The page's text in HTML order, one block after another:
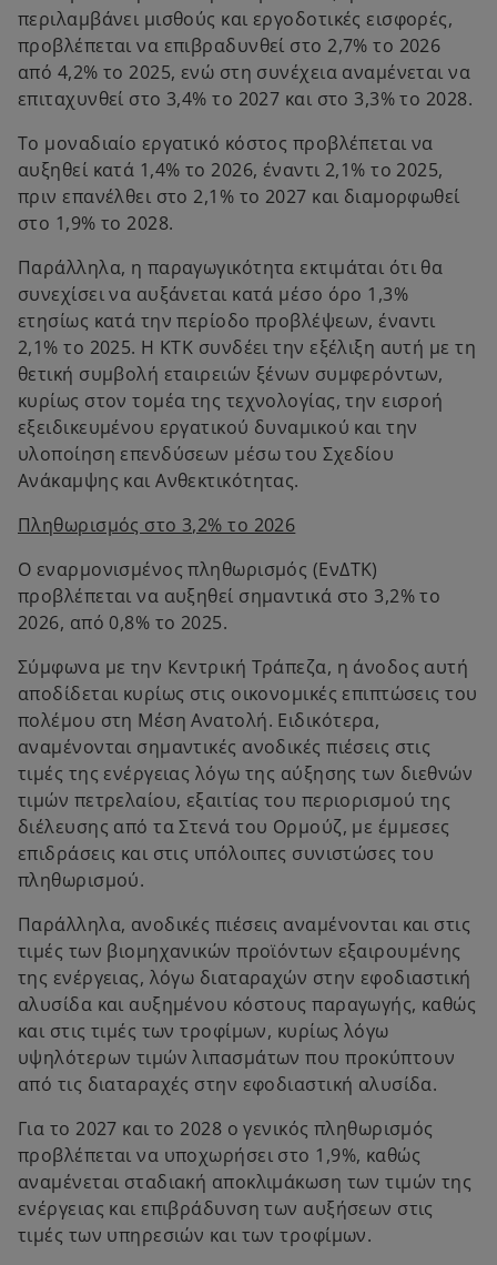
περιλαμβάνει μισθούς και εργοδοτικές εισφορές,
προβλέπεται να επιβραδυνθεί στο 2,7% το 2026
από 4,2% το 2025, ενώ στη συνέχεια αναμένεται να
επιταχυνθεί στο 3,4% το 2027 και στο 3,3% το 2028.
Το μοναδιαίο εργατικό κόστος προβλέπεται να
αυξηθεί κατά 1,4% το 2026, έναντι 2,1% το 2025,
πριν επανέλθει στο 2,1% το 2027 και διαμορφωθεί
στο 1,9% το 2028.
Παράλληλα, η παραγωγικότητα εκτιμάται ότι θα
συνεχίσει να αυξάνεται κατά μέσο όρο 1,3%
ετησίως κατά την περίοδο προβλέψεων, έναντι
2,1% το 2025. Η ΚΤΚ συνδέει την εξέλιξη αυτή με τη
θετική συμβολή εταιρειών ξένων συμφερόντων,
κυρίως στον τομέα της τεχνολογίας, την εισροή
εξειδικευμένου εργατικού δυναμικού και την
υλοποίηση επενδύσεων μέσω του Σχεδίου
Ανάκαμψης και Ανθεκτικότητας.
Πληθωρισμός στο 3,2% το 2026
Ο εναρμονισμένος πληθωρισμός (ΕνΔΤΚ)
προβλέπεται να αυξηθεί σημαντικά στο 3,2% το
2026, από 0,8% το 2025.
Σύμφωνα με την Κεντρική Τράπεζα, η άνοδος αυτή
αποδίδεται κυρίως στις οικονομικές επιπτώσεις του
πολέμου στη Μέση Ανατολή. Ειδικότερα,
αναμένονται σημαντικές ανοδικές πιέσεις στις
τιμές της ενέργειας λόγω της αύξησης των διεθνών
τιμών πετρελαίου, εξαιτίας του περιορισμού της
διέλευσης από τα Στενά του Ορμούζ, με έμμεσες
επιδράσεις και στις υπόλοιπες συνιστώσες του
πληθωρισμού.
Παράλληλα, ανοδικές πιέσεις αναμένονται και στις
τιμές των βιομηχανικών προϊόντων εξαιρουμένης
της ενέργειας, λόγω διαταραχών στην εφοδιαστική
αλυσίδα και αυξημένου κόστους παραγωγής, καθώς
και στις τιμές των τροφίμων, κυρίως λόγω
υψηλότερων τιμών λιπασμάτων που προκύπτουν
από τις διαταραχές στην εφοδιαστική αλυσίδα.
Για το 2027 και το 2028 ο γενικός πληθωρισμός
προβλέπεται να υποχωρήσει στο 1,9%, καθώς
αναμένεται σταδιακή αποκλιμάκωση των τιμών της
ενέργειας και επιβράδυνση των αυξήσεων στις
τιμές των υπηρεσιών και των τροφίμων.